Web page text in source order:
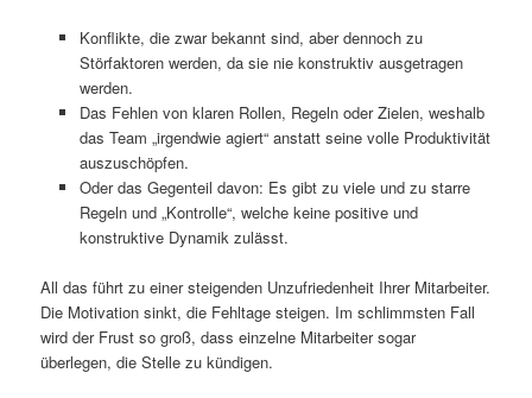
Konflikte, die zwar bekannt sind, aber dennoch zu
Störfaktoren werden, da sie nie konstruktiv ausgetragen
werden.
Das Fehlen von klaren Rollen, Regeln oder Zielen, weshalb
das Team „irgendwie agiert“ anstatt seine volle Produktivität
auszuschöpfen.
Oder das Gegenteil davon: Es gibt zu viele und zu starre
Regeln und „Kontrolle“, welche keine positive und
konstruktive Dynamik zulässt.
All das führt zu einer steigenden Unzufriedenheit Ihrer Mitarbeiter.
Die Motivation sinkt, die Fehltage steigen. Im schlimmsten Fall
wird der Frust so groß, dass einzelne Mitarbeiter sogar
überlegen, die Stelle zu kündigen.